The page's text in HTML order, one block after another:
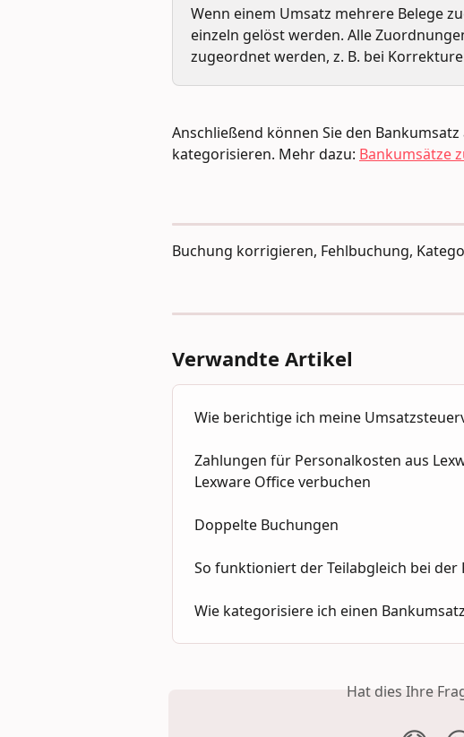
Wenn einem Umsatz mehrere Belege
einzeln gelöst werden. Alle
zugeordnet werden, z. B. bei
Anschließend können Sie den
kategorisieren. Mehr dazu: Bankumsätze
Buchung korrigieren, Fehlbuchung,
Verwandte Artikel
Wie berichtige ich meine
Zahlungen für Personalkosten aus
Lexware Office verbuchen
Doppelte Buchungen
So funktioniert der Teilabgleich bei
Wie kategorisiere ich einen
Hat dies Ihre